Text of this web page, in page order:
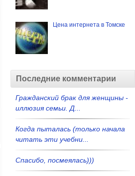
Цена интернета в Томске
Последние комментарии
Гражданский брак для женщины -
иллюзия семьи. Д...
Когда пыталась (только начала
читать эти учебни...
Спасибо, посмеялась)))